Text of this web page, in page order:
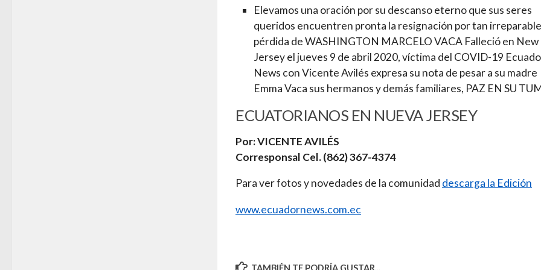
Elevamos una oración por su descanso eterno que sus seres
queridos encuentren pronta la resignación por tan irreparable
pérdida de WASHINGTON MARCELO VACA Falleció en New
Jersey el jueves 9 de abril 2020, víctima del COVID-19
News con Vicente Avilés expresa su nota de pesar a su madre
Emma Vaca sus hermanos y demás familiares, PAZ EN SU
ECUATORIANOS EN NUEVA JERSEY
Por: VICENTE AVILÉS
Corresponsal Cel. (862) 367-4374
Para ver fotos y novedades de la comunidad descarga la Edición
www.ecuadornews.com.ec